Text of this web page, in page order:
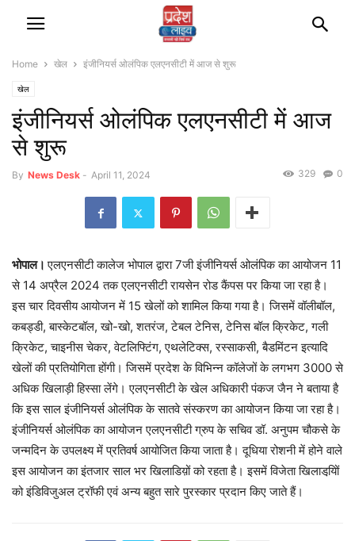
Home खेल इंजीनियर्स ओलंपिक एलएनसीटी में आज से शुरू
खेल
इंजीनियर्स ओलंपिक एलएनसीटी में आज
से शुरू
By News Desk - April 11, 2024 0
329
भोपाल।एलएनसीटी कालेज भोपाल द्वारा 7जी इंजीनियर्स ओलंपिक का आयोजन 11
से 14 अप्रैल 2024 तक एलएनसीटी रायसेन रोड कैंपस पर किया जा रहा है।
इस चार दिवसीय आयोजन में 15 खेलों को शामिल किया गया है। जिसमें वॉलीबॉल,
कबड्डी, बास्केटबॉल, खो-खो, शतरंज, टेबल टेनिस, टेनिस बॉल क्रिकेट, गली
क्रिकेट, चाइनीस चेकर, वेटलिफ्टिंग, एथलेटिक्स, रस्साकसी, बैडमिंटन इत्यादि
खेलों की प्रतियोगिता होंगी। जिसमें प्रदेश के विभिन्न कॉलेजों के लगभग 3000 से
अधिक खिलाड़ी हिस्सा लेंगे। एलएनसीटी के खेल अधिकारी पंकज जैन ने बताया है
कि इस साल इंजीनियर्स ओलंपिक के सातवे संस्करण का आयोजन किया जा रहा है।
इंजीनियर्स ओलंपिक का आयोजन एलएनसीटी ग्रुप के सचिव डॉ. अनुपम चौकसे के
जन्मदिन के उपलक्ष्य में प्रतिवर्ष आयोजित किया जाता है। दूधिया रोशनी में होने वाले
इस आयोजन का इंतजार साल भर खिलाडिय़ों को रहता है। इसमें विजेता खिलाडयि़ों
को इंडिविजुअल ट्रॉफी एवं अन्य बहुत सारे पुरस्कार प्रदान किए जाते हैं।